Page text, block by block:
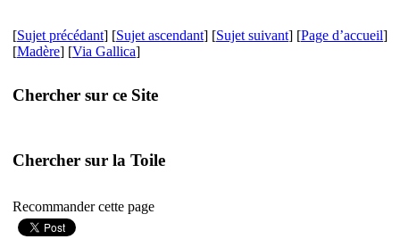
[Sujet précédant] [Sujet ascendant] [Sujet suivant] [Page d’accueil]
[Madère] [Via Gallica]
Chercher sur ce Site
Chercher sur la Toile
Recommander cette page